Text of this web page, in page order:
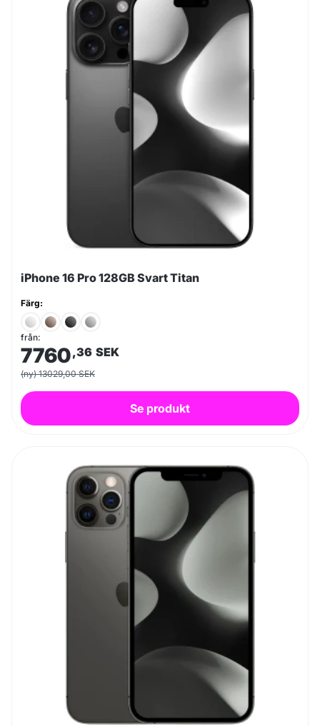
iPhone 16 Pro 128GB Svart Titan
Färg:
från:
7760,36 SEK
(ny) 13029,00 SEK
Se produkt